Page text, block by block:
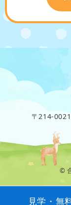
見学・無
〒214-
©